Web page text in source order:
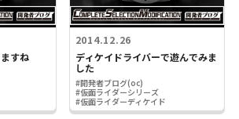
すね
2014.12.26
ディケイドライバーで遊んでみま
した
#開発者ブログ(oc)
#仮面ライダーシリーズ
#仮面ライダーディケイド